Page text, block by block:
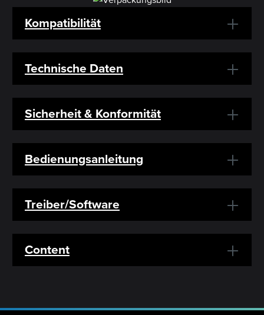
Kompatibilität
Technische Daten
Sicherheit & Konformität
Bedienungsanleitung
Treiber/Software
Content